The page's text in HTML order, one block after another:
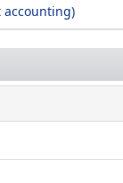
accounting)